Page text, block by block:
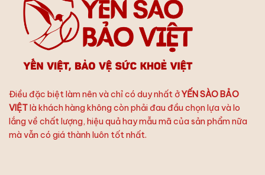
Chưng
Yến
Hoàn
Hảo
Điều đặc biệt làm nên và chỉ có duy nhất ởYẾN SÀO BẢO
VIỆTlà khách hàng không còn phải đau đầu chọn lựa và lo
lắng về chất lượng, hiệu quả hay mẫu mã của sản phẩm nữa
mà vẫn có giá thành luôn tốt nhất.